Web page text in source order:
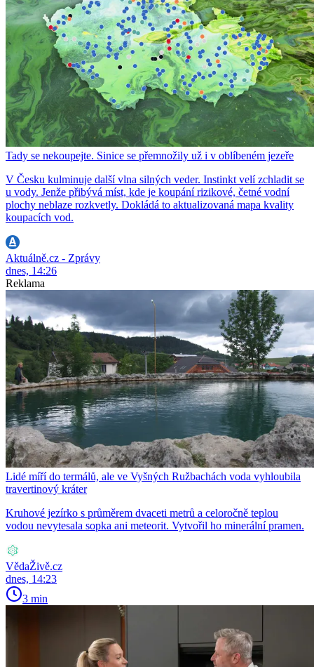
Tady se nekoupejte. Sinice se přemnožily už i v oblíbeném jezeře
V Česku kulminuje další vlna silných veder. Instinkt velí zchladit se
u vody. Jenže přibývá míst, kde je koupání rizikové, četné vodní
plochy neblaze rozkvetly. Dokládá to aktualizovaná mapa kvality
koupacích vod.
Aktuálně.cz - Zprávy
dnes, 14:26
Reklama
Lidé míří do termálů, ale ve Vyšných Ružbachách voda vyhloubila
travertinový kráter
Kruhové jezírko s průměrem dvaceti metrů a celoročně teplou
vodou nevytesala sopka ani meteorit. Vytvořil ho minerální pramen.
VědaŽivě.cz
dnes, 14:23
3 min